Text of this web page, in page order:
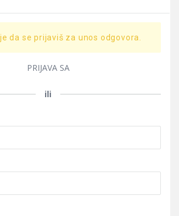
da se prijaviš za unos odgovora.
PRIJAVA SA
ili